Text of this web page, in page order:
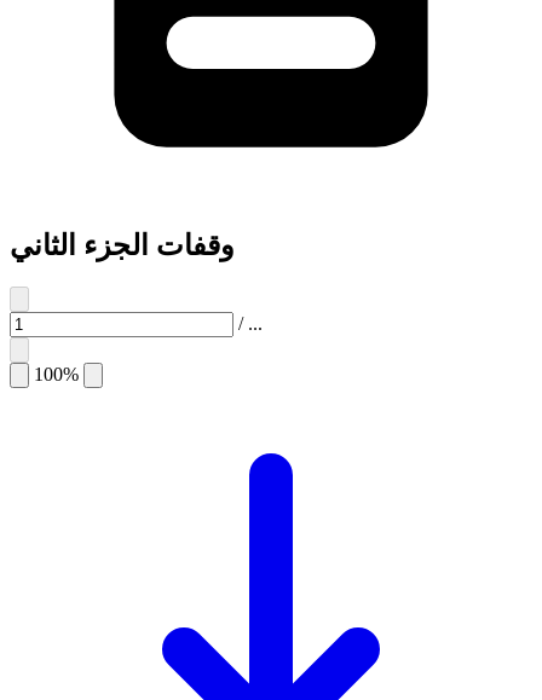
وقفات الجزء الثاني
/ ...
100%